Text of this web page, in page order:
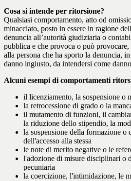
Cosa si intende per ritorsione?
Qualsiasi comportamento, atto od
minacciato, posto in essere in ragione
denuncia all’autorità giudiziaria o
pubblica e che provoca o può provocare,
alla persona che ha sporto la denuncia,
danno ingiusto, da intendersi come
Alcuni esempi di comportamenti
il licenziamento, la sospensione o
la retrocessione di grado o la
il mutamento di funzioni, il
la riduzione dello stipendio, la
la sospensione della formazione o
dell'accesso alla stessa
le note di merito negative o le
l'adozione di misure disciplinari o
pecuniaria
la coercizione, l'intimidazione, le